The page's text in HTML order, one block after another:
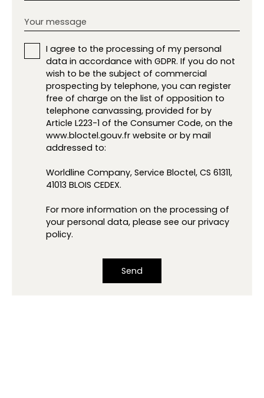
Your message
I agree to the processing of my personal
data in accordance with GDPR. If you do not
wish to be the subject of commercial
prospecting by telephone, you can register
free of charge on the list of opposition to
telephone canvassing, provided for by
Article L223-1 of the Consumer Code, on the
www.bloctel.gouv.fr website or by mail
addressed to:
Worldline Company, Service Bloctel, CS 61311,
41013 BLOIS CEDEX.
For more information on the processing of
your personal data, please see our privacy
policy.
Send